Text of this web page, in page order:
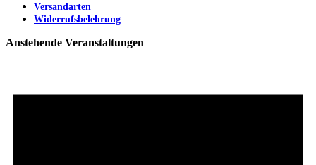
Versandarten
Widerrufsbelehrung
Anstehende Veranstaltungen